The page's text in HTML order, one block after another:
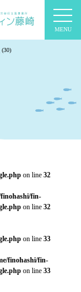
(30)
on line 32
finohashi/fin-
on line 32
on line 33
finohashi/fin-
on line 33